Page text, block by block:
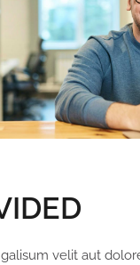
velit aut